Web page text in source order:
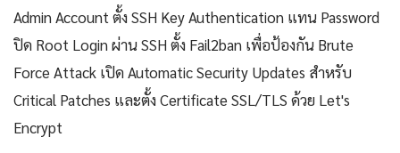
Admin Account ตั้ง SSH Key Authentication แทน Password
ปิด Root Login ผ่าน SSH ตั้ง Fail2ban เพื่อป้องกัน Brute
Force Attack เปิด Automatic Security Updates สำหรับ
Critical Patches และตั้ง Certificate SSL/TLS ด้วย Let's
Encrypt